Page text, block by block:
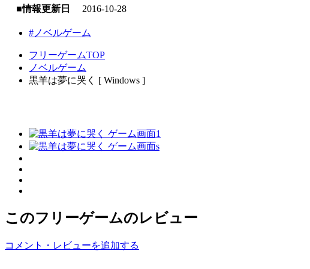
■情報更新日
2016-10-28
#ノベルゲーム
フリーゲームTOP
ノベルゲーム
黒羊は夢に哭く [ Windows ]
このフリーゲームのレビュー
コメント・レビューを追加する